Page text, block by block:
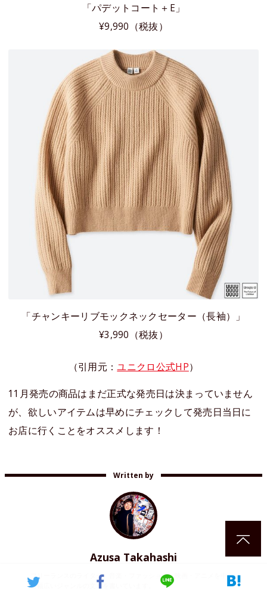
「パデットコート＋E」
¥9,990（税抜）
「チャンキーリブモックネックセーター（長袖）」
¥3,990（税抜）
（引用元：ユニクロ公式HP）
11月発売の商品はまだ正式な発売日は決まっていません
が、欲しいアイテムは早めにチェックして発売日当日に
お店に行くことをオススメします！
Written by
Azusa Takahashi
フリーランスのライター。音楽・ファッション・映画・アニメを中心
に幅広いジャンルの文章を書いています。